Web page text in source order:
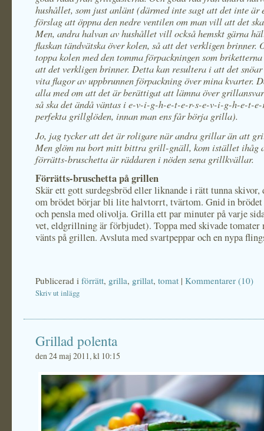
hushållet, som just anlänt (därmed inte sagt att det inte är
förslag att öppna den nedre ventilen om man vill att det
Men, andra halvan av hushållet vill också hemskt gärna
flaskan tändvätska över kolen, så att det verkligen brinner.
toppa kolen med den tomma förpackningen som
att det verkligen brinner. Detta kan resultera i att det
vita flagor av uppbrunnen förpackning över mina kvarter.
alla med om att det är berättigat att lämna över
så ska det ändå väntas i e-v-i-g-h-e-t-e-r-s-e-v-i-g-h-e-t-e-
perfekta grillglöden, innan man ens får börja grilla).
Jo, jag tycker att det är roligare när andra grillar än att
Men glöm nu bort mitt bittra grill-gnäll, kom istället ihåg
förrätts-bruschetta är räddaren i nöden sena grillkvällar.
Förrätts-bruschetta på grillen
Skär ett gott surdegsbröd eller liknande i rätt tunna skivor,
om brödet börjar bli lite halvtorrt, tvärtom. Gnid in
och pensla med olivolja. Grilla ett par minuter på varje
vet, eldgrillning är förbjudet). Toppa med skivade tomater
vänts på grillen. Avsluta med svartpeppar och en nypa
Publicerad i förrätt, grilla, grillat, tomat | Kommentarer (10)
Skriv ut inlägg
Grillad polenta
den 24 maj 2011, kl 10:15